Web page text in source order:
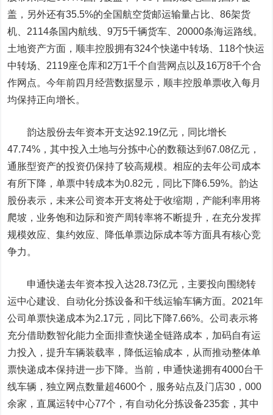
盖，另外还有35.5%的全国航空货邮运输量占比、86架货
机、2114条国内航线、9万5千辆货车、20000条海运路线。
土地资产方面，顺丰控股拥有324个快递中转场、118个快运
中转场、2119座仓库和2万1千个自营网点以及16万8千个合
作网点。今年前四月经营数据显示，顺丰控股单票收入每月
均保持正向增长。
韵达股份去年资本开支达92.19亿元，同比增长
47.74%，其中投入土地与分拣中心的数额达到67.08亿元，
通胀型资产的投资仍保持了较高规模。相应的去年公司成本
有所下降，单票中转成本为0.82元，同比下降6.59%。韵达
股份表示，未来公司资本开支将处于收缩期，产能利率用将
爬坡，业务饱和边际和资产周转率将不断提升，在充分发挥
规模效应、集约效应、降低单票边际成本等方面具有核心竞
争力。
申通快递去年资本投入达28.73亿元，主要投向围绕转
运中心建设、自动化分拣设备和干线运输车辆方面。2021年
公司单票快递成本为2.17元，同比下降7.66%。公司表示将
充分借助数智化能力全面排查快递全链路成本，加码自有运
力投入，提升车辆装载率，降低运输成本，从而推动整体单
票快递成本保持进一步下降。当前，申通快递拥有4000台干
线车辆，独立网点数量超4600个，服务站点及门店30，000
余家，直属运转中心77个，有自动化分拣设备235套，其中